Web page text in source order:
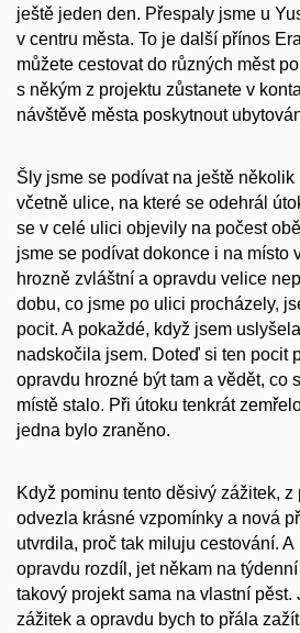
ještě jeden den. Přespaly jsme u
v centru města. To je další přínos
můžete cestovat do různých měst
s někým z projektu zůstanete v
návštěvě města poskytnout
Šly jsme se podívat na ještě několik
včetně ulice, na které se odehrál
se v celé ulici objevily na počest
jsme se podívat dokonce i na místo
hrozně zvláštní a opravdu velice
dobu, co jsme po ulici procházely,
pocit. A pokaždé, když jsem
nadskočila jsem. Doteď si ten pocit
opravdu hrozné být tam a vědět, co
místě stalo. Při útoku tenkrát
jedna bylo zraněno.
Když pominu tento děsivý zážitek, z
odvezla krásné vzpomínky a nová
utvrdila, proč tak miluju cestování.
opravdu rozdíl, jet někam na
takový projekt sama na vlastní pěst.
zážitek a opravdu bych to přála